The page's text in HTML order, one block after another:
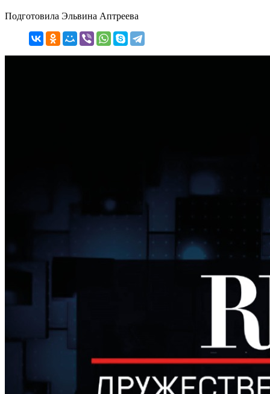
Подготовила Эльвина Аптреева